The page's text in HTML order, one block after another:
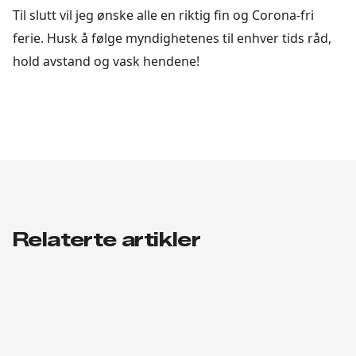
Til slutt vil jeg ønske alle en riktig fin og Corona-fri
ferie. Husk å følge myndighetenes til enhver tids råd,
hold avstand og vask hendene!
Relaterte artikler